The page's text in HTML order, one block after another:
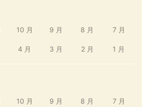
10 月 9 月 8 月 7 月
4 月 3 月 2 月 1 月
10 月 9 月 8 月 7 月